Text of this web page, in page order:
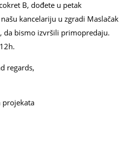
B, dođete u petak
kancelariju u zgradi Maslačak
da bismo izvršili primopredaju.
regards,
projekata